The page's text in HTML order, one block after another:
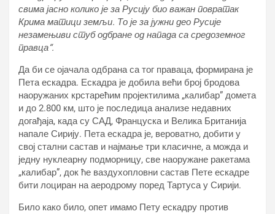
свима јасно колико је за Русију био важан повратак
Крима матици земљи. То је за јужни део Русије
незамењиви стуб одбране од напада са средоземног
правца“.
Да би се ојачала одбрана са тог праваца, формирана је
Пета ескадра. Ескадра је добила већи број бродова
наоружаних крстарећим пројектилима „калибар” домета
и до 2.800 км, што је последица анализе недавних
догађаја, када су САД, Француска и Велика Британија
напале Сирију. Пета ескадра је, вероватно, добити у
свој стални састав и најмање три класичне, а можда и
једну нуклеарну подморницу, све наоружане ракетама
„калибар”, док ће ваздухопловни састав Пете ескадре
бити лоциран на аеродрому поред Тартуса у Сирији.
Било како било, опет имамо Пету ескадру против